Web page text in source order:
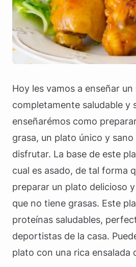
Hoy les vamos a enseñar
completamente saludable y
enseñarémos como
grasa, un plato único y
disfrutar. La base de este
cual es asado, de tal forma
preparar un plato delicioso
que no tiene grasas. Este
proteínas saludables,
deportistas de la casa.
plato con una rica ensalada